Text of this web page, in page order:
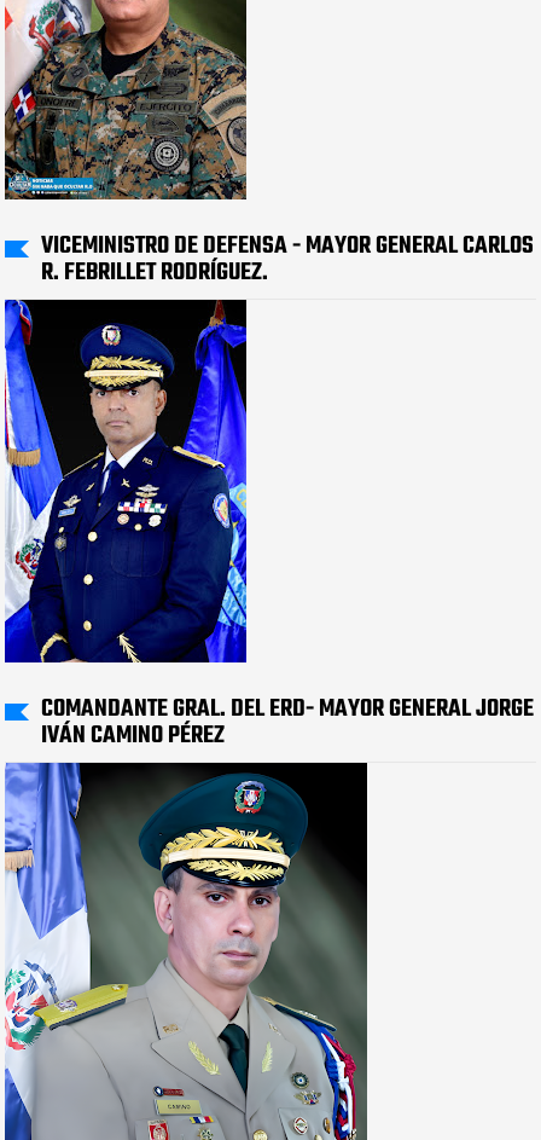
VICEMINISTRO DE DEFENSA - MAYOR GENERAL CARLOS
R. FEBRILLET RODRÍGUEZ.
COMANDANTE GRAL. DEL ERD- MAYOR GENERAL JORGE
IVÁN CAMINO PÉREZ